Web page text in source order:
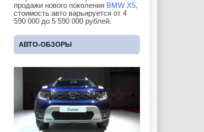
Lotus Lincoln Maserati
Mazda
Mercury Mini Mitsubishi
продажи нового поколения BMW X5,
стоимость авто варьируется от 4
590 000 до 5 590 000 рублей.
АВТО-ОБЗОРЫ